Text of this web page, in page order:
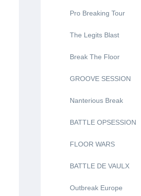
Pro Breaking Tour
The Legits Blast
Break The Floor
GROOVE SESSION
Nanterious Break
BATTLE OPSESSION
FLOOR WARS
BATTLE DE VAULX
Outbreak Europe